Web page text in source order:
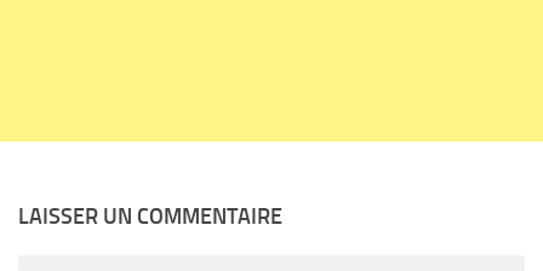
LAISSER UN COMMENTAIRE